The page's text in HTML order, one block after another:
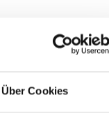
Über Cookies